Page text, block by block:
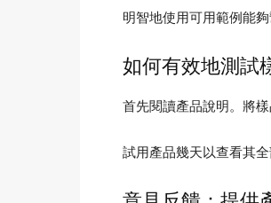
明智地使用可用範例能
如何有效地測試
首先閱讀產品說明。將
試用產品幾天以查看其